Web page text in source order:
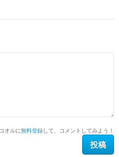
オルに無料登録して、コメントしてみよう！